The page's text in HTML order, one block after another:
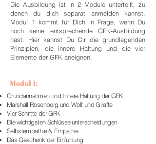
Die Ausbildung ist in 2 Module unterteilt, zu
denen du dich separat anmelden kannst.
Modul 1 kommt für Dich in Frage, wenn Du
noch keine entsprechende GFK-Ausbildung
hast. Hier kannst Du Dir die grundlegenden
Prinzipien, die innere Haltung und die vier
Elemente der GFK aneignen.
Modul 1:
Grundannahmen und Innere Haltung der GFK
Marshall Rosenberg und Wolf und Giraffe
Vier Schritte der GFK
Die wichtigsten Schlüsselunterscheidungen
Selbstempathie & Empathie
Das Geschenk der Einfühlung